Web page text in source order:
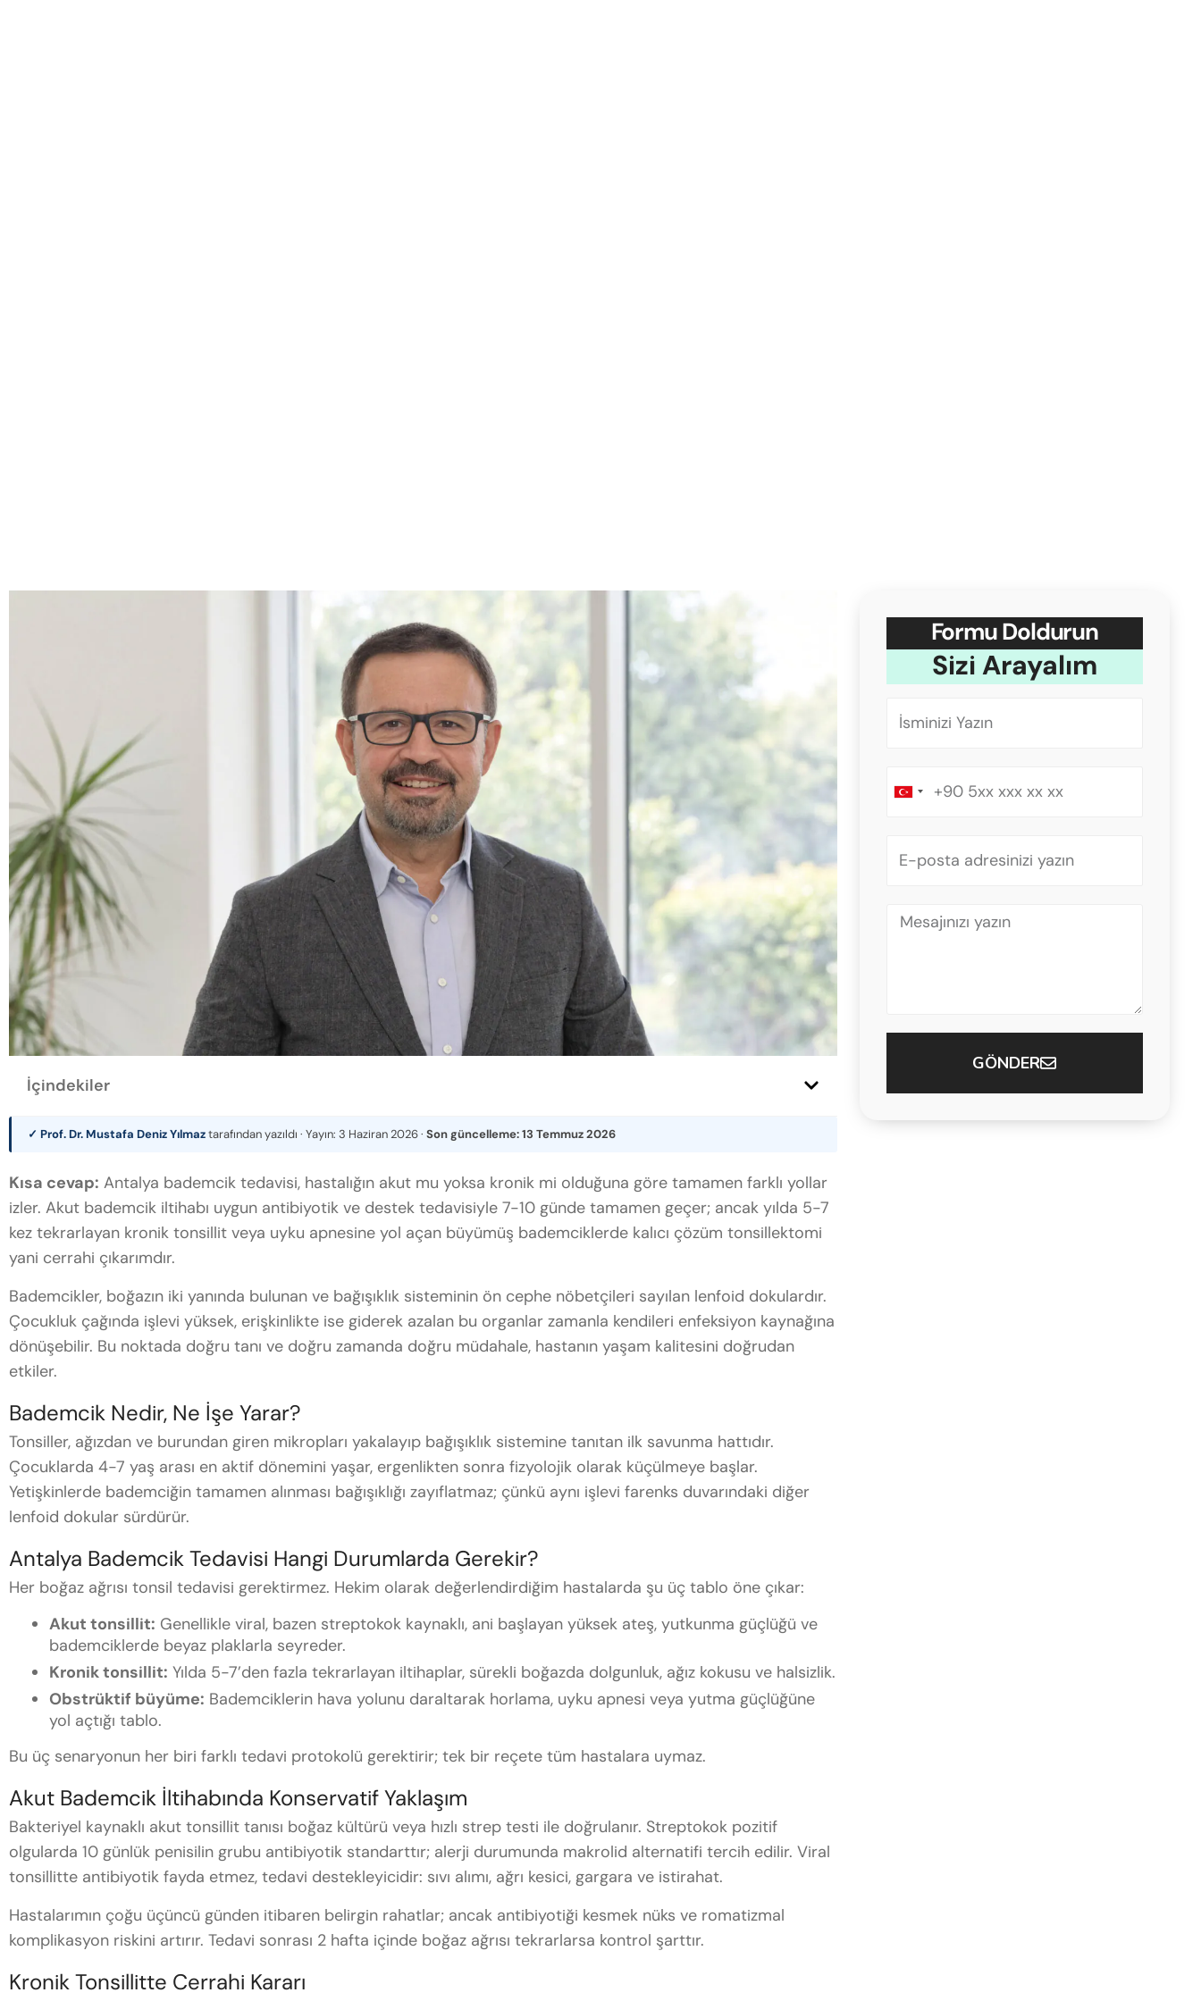
İçindekiler
✓ Prof. Dr. Mustafa Deniz Yılmaztarafından yazıldı · Yayın: 3 Haziran 2026· Son güncelleme:13 Temmuz 2026
Kısa cevap: Antalya bademcik tedavisi, hastalığın akut mu yoksa kronik mi olduğuna göre tamamen farklı yollar
izler. Akut bademcik iltihabı uygun antibiyotik ve destek tedavisiyle 7-10 günde tamamen geçer; ancak yılda 5-7
kez tekrarlayan kronik tonsillit veya uyku apnesine yol açan büyümüş bademciklerde kalıcı çözüm tonsillektomi
yani cerrahi çıkarımdır.
Bademcikler, boğazın iki yanında bulunan ve bağışıklık sisteminin ön cephe nöbetçileri sayılan lenfoid dokulardır.
Çocukluk çağında işlevi yüksek, erişkinlikte ise giderek azalan bu organlar zamanla kendileri enfeksiyon kaynağına
dönüşebilir. Bu noktada doğru tanı ve doğru zamanda doğru müdahale, hastanın yaşam kalitesini doğrudan
etkiler.
Bademcik Nedir, Ne İşe Yarar?
Tonsiller, ağızdan ve burundan giren mikropları yakalayıp bağışıklık sistemine tanıtan ilk savunma hattıdır.
Çocuklarda 4-7 yaş arası en aktif dönemini yaşar, ergenlikten sonra fizyolojik olarak küçülmeye başlar.
Yetişkinlerde bademciğin tamamen alınması bağışıklığı zayıflatmaz; çünkü aynı işlevi farenks duvarındaki diğer
lenfoid dokular sürdürür.
Antalya Bademcik Tedavisi Hangi Durumlarda Gerekir?
Her boğaz ağrısı tonsil tedavisi gerektirmez. Hekim olarak değerlendirdiğim hastalarda şu üç tablo öne çıkar:
Akut tonsillit: Genellikle viral, bazen streptokok kaynaklı, ani başlayan yüksek ateş, yutkunma güçlüğü ve
bademciklerde beyaz plaklarla seyreder.
Kronik tonsillit: Yılda 5-7’den fazla tekrarlayan iltihaplar, sürekli boğazda dolgunluk, ağız kokusu ve halsizlik.
Obstrüktif büyüme: Bademciklerin hava yolunu daraltarak horlama, uyku apnesi veya yutma güçlüğüne
yol açtığı tablo.
Bu üç senaryonun her biri farklı tedavi protokolü gerektirir; tek bir reçete tüm hastalara uymaz.
Akut Bademcik İltihabında Konservatif Yaklaşım
Bakteriyel kaynaklı akut tonsillit tanısı boğaz kültürü veya hızlı strep testi ile doğrulanır. Streptokok pozitif
olgularda 10 günlük penisilin grubu antibiyotik standarttır; alerji durumunda makrolid alternatifi tercih edilir. Viral
tonsillitte antibiyotik fayda etmez, tedavi destekleyicidir: sıvı alımı, ağrı kesici, gargara ve istirahat.
Hastalarımın çoğu üçüncü günden itibaren belirgin rahatlar; ancak antibiyotiği kesmek nüks ve romatizmal
komplikasyon riskini artırır. Tedavi sonrası 2 hafta içinde boğaz ağrısı tekrarlarsa kontrol şarttır.
Kronik Tonsillitte Cerrahi Kararı
Formu Doldurun
Sizi Arayalım
Turkey
GÖNDER